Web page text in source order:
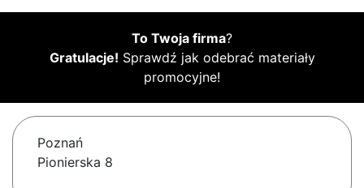
To Twoja firma?
Gratulacje! Sprawdź jak odebrać materiały
promocyjne!
Poznań
Pionierska 8